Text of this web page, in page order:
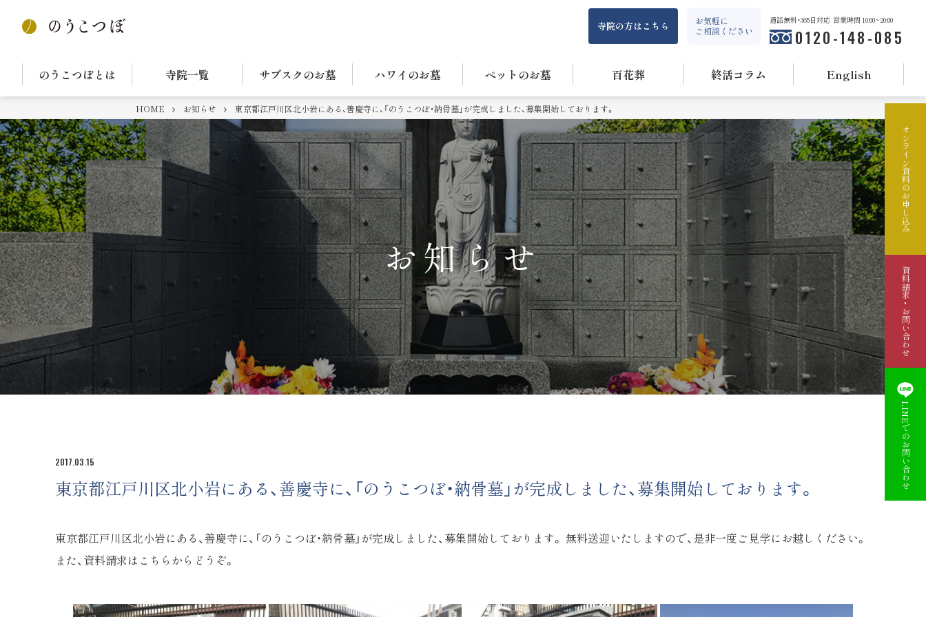
寺院の方はこちら
お気軽に
ご相談ください
通話無料・365日対応 営業時間 10:00~20:00
0120-148-085
のうこつぼとは 寺院一覧 サブスクのお墓 ハワイのお墓 ペットのお墓 百花葬 終活コラム English
HOME お知らせ 東京都江戸川区北小岩にある、善慶寺に、「のうこつぼ・納骨墓」が完成しました、募集開始しております。
お知らせ
2017.03.15
東京都江戸川区北小岩にある、善慶寺に、「のうこつぼ・納骨墓」が完成しました、募集開始しております。
東京都江戸川区北小岩にある、善慶寺に、「のうこつぼ・納骨墓」が完成しました、募集開始しております。 無料送迎いたしますので、是非一度ご見学にお越しください。
また、 資料請求はこちらからどうぞ。
オンライン資料のお申し込み
資料請求・お問い合わせ
LINEでのお問い合わせ